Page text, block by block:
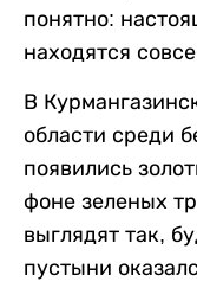
понятно:
находятся
В
области среди
появились
фоне зеленых
выглядят так,
пустыни